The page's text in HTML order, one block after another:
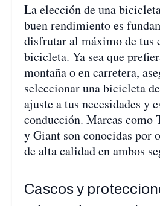
La elección de una
buen rendimiento es
disfrutar al máximo de tus
bicicleta. Ya sea que
montaña o en carretera,
seleccionar una bicicleta
ajuste a tus necesidades y
conducción. Marcas como
y Giant son conocidas por
de alta calidad en ambos
Cascos y